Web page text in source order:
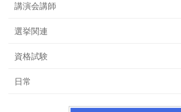
講演会講師
選挙関連
資格試験
日常